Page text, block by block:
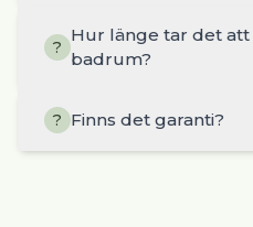
?
Hur länge tar det
badrum?
? Finns det garanti?